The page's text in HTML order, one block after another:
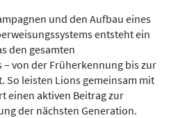
und den Aufbau eines
entsteht ein
den gesamten
– von der Früherkennung bis zur
So leisten Lions gemeinsam mit
einen aktiven Beitrag zur
der nächsten Generation.